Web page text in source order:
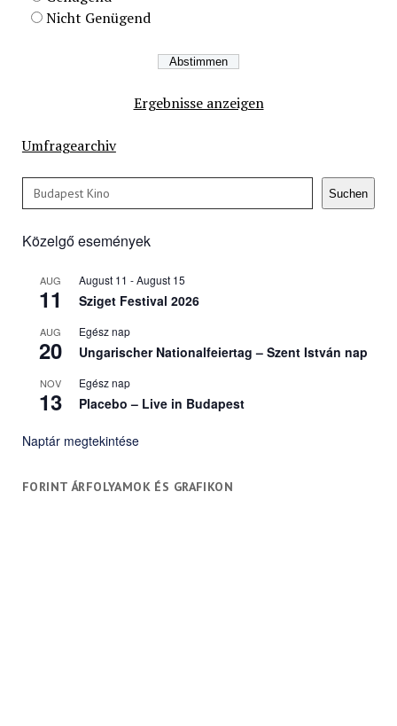
Nicht Genügend
Ergebnisse anzeigen
Umfragearchiv
Keresés Suchen
Közelgő események
AUG
11
August 11 -August 15
Sziget Festival 2026
AUG
20
Egész nap
Ungarischer Nationalfeiertag – Szent István nap
NOV
13
Egész nap
Placebo – Live in Budapest
Naptár megtekintése
FORINT ÁRFOLYAMOK ÉS GRAFIKON